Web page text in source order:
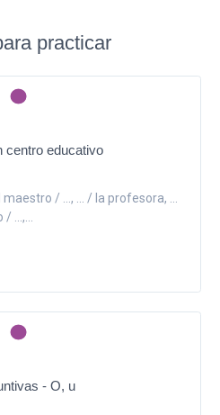
practicar
centro educativo
/ ..., ... / la profesora, ...
...,...
- O, u